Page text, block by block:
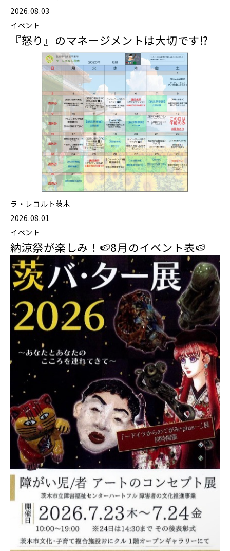
2026.08.03
イベント
『怒り』のマネージメントは大切です⁉️
ラ・レコルト茨木
2026.08.01
イベント
納涼祭が楽しみ！🍉8月のイベント表🍉